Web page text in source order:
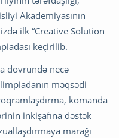
Akademiyasının
ilk “Creative Solution
keçirilib.
dövründə necə
məqsədi
komanda
inkişafına dəstək
marağı